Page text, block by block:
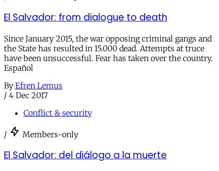
El Salvador: from dialogue to death
Since January 2015, the war opposing criminal gangs and
the State has resulted in 15.000 dead. Attempts at truce
have been unsuccessful. Fear has taken over the country.
Español
By Efren Lemus
/ 4 Dec 2017
Conflict & security
/ Members-only
El Salvador: del diálogo a la muerte